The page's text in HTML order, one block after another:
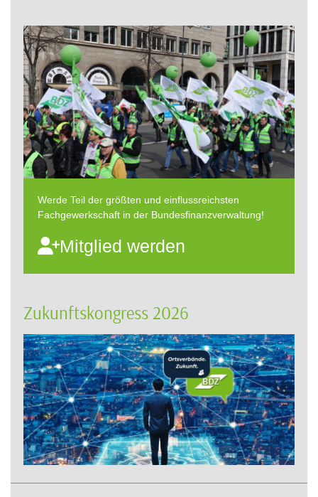
Werde Teil der größten und einflussreichsten
Fachgewerkschaft in der Bundesfinanzverwaltung!
Mitglied werden
Zukunftskongress 2026